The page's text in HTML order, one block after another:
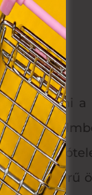
unatkozni
készült
a
keserű